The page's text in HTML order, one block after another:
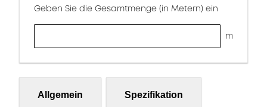
Geben Sie die Gesamtmenge (in Metern) ein
m
Allgemein Spezifikation